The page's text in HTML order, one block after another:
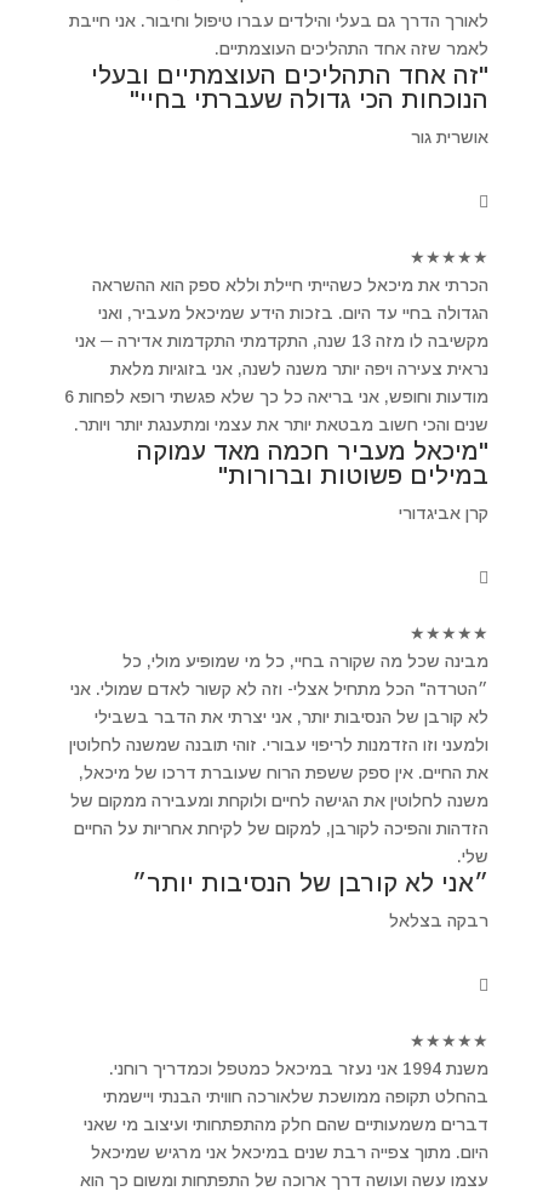
לאורך הדרך גם בעלי והילדים עברו טיפול וחיבור. אני חייבת
לאמר שזה אחד התהליכים העוצמתיים.
"זה אחד התהליכים העוצמתיים ובעלי
הנוכחות הכי גדולה שעברתי בחיי"
אושרית גור
★
★
★
★
★
הכרתי את מיכאל כשהייתי חיילת וללא ספק הוא ההשראה
הגדולה בחיי עד היום. בזכות הידע שמיכאל מעביר, ואני
מקשיבה לו מזה 13 שנה, התקדמתי התקדמות אדירה ─ אני
נראית צעירה ויפה יותר משנה לשנה, אני בזוגיות מלאת
מודעות וחופש, אני בריאה כל כך שלא פגשתי רופא לפחות 6
שנים והכי חשוב מבטאת יותר את עצמי ומתענגת יותר ויותר.
"מיכאל מעביר חכמה מאד עמוקה
במילים פשוטות וברורות"
קרן אביגדורי
★
★
★
★
★
מבינה שכל מה שקורה בחיי, כל מי שמופיע מולי, כל
״הטרדה" הכל מתחיל אצלי- וזה לא קשור לאדם שמולי. אני
לא קורבן של הנסיבות יותר, אני יצרתי את הדבר בשבילי
ולמעני וזו הזדמנות לריפוי עבורי. זוהי תובנה שמשנה לחלוטין
את החיים. אין ספק ששפת הרוח שעוברת דרכו של מיכאל,
משנה לחלוטין את הגישה לחיים ולוקחת ומעבירה ממקום של
הזדהות והפיכה לקורבן, למקום של לקיחת אחריות על החיים
שלי.
״אני לא קורבן של הנסיבות יותר״
רבקה בצלאל
★
★
★
★
★
משנת 1994 אני נעזר במיכאל כמטפל וכמדריך רוחני.
בהחלט תקופה ממושכת שלאורכה חוויתי הבנתי ויישמתי
דברים משמעותיים שהם חלק מהתפתחותי ועיצוב מי שאני
היום. מתוך צפייה רבת שנים במיכאל אני מרגיש שמיכאל
עצמו עשה ועושה דרך ארוכה של התפתחות ומשום כך הוא